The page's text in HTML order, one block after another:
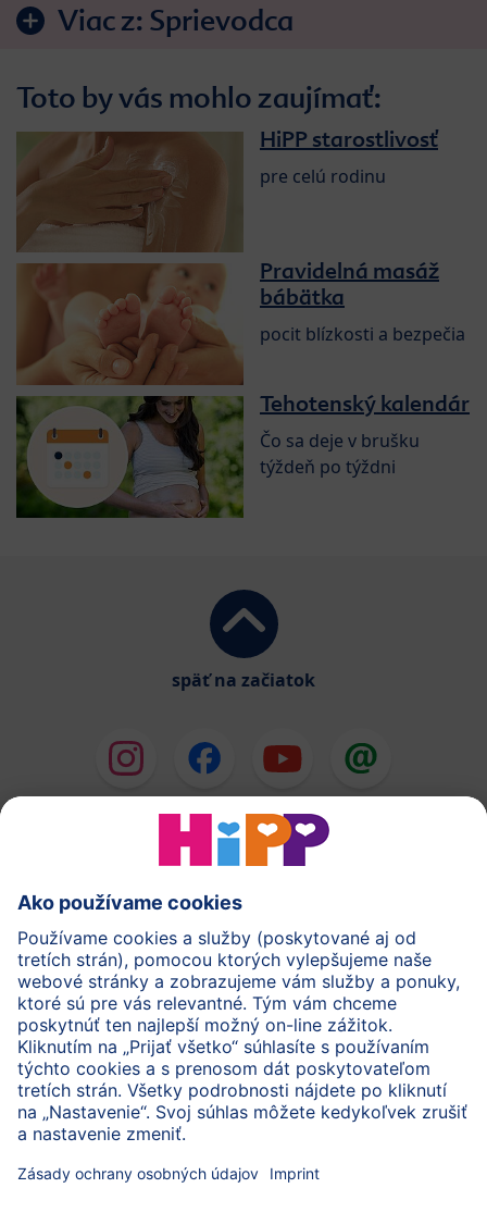
Viac z: Sprievodca
Toto by vás mohlo zaujímať:
HiPP starostlivosť
pre celú rodinu
Pravidelná masáž
bábätka
pocit blízkosti a bezpečia
Tehotenský kalendár
Čo sa deje v brušku
týždeň po týždni
späť na začiatok
HiPP Mlieka
HiPP Príkrmy
HiPP Tehotenstvo
Ochrana osobných údajov
Cookies a pravidlá používania webovej stránky
Imprint
O spoločnosti HiPP Kontakt